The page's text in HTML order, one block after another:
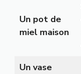
Un pot de
miel maison
Un vase